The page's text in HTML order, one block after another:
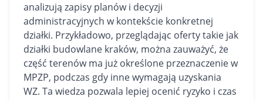
analizują zapisy planów i decyzji
administracyjnych w kontekście konkretnej
działki. Przykładowo, przeglądając oferty takie jak
działki budowlane kraków, można zauważyć, że
część terenów ma już określone przeznaczenie w
MPZP, podczas gdy inne wymagają uzyskania
WZ. Ta wiedza pozwala lepiej ocenić ryzyko i czas